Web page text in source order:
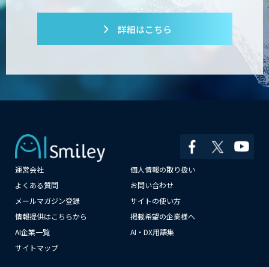
詳細はこちら
運営会社
個人情報の取り扱い
よくある質問
お問い合わせ
メールマガジン登録
サイトの使い方
情報提供はこちらから
掲載希望の企業様へ
AI企業一覧
AI・DX用語集
サイトマップ